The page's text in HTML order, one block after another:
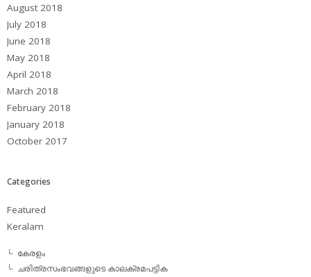
August 2018
July 2018
June 2018
May 2018
April 2018
March 2018
February 2018
January 2018
October 2017
Categories
Featured
Keralam
കേരളം
ചരിത്രസംഭവങ്ങളുടെ കാലക്രമപട്ടിക